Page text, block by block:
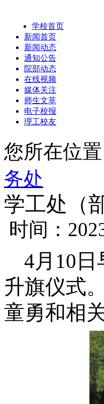
学校首页
新闻首页
新闻动态
通知公告
院部动态
在线视频
媒体关注
师生文萃
电子校报
理工校友
您所在位
务处
学工处（
时间：
4月 10
升旗仪式。
童勇和相